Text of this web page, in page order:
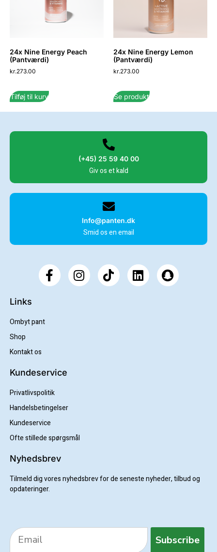
24x Nine Energy Peach
(Pantværdi)
kr.273.00
Tilføj til kurv
24x Nine Energy Lemon
(Pantværdi)
kr.273.00
Se produkt
(+45) 25 59 40 00
Giv os et kald
Info@panten.dk
Smid os en email
Links
Ombyt pant
Shop
Kontakt os
Kundeservice
Privatlivspolitik
Handelsbetingelser
Kundeservice
Ofte stillede spørgsmål
Nyhedsbrev
Tilmeld dig vores nyhedsbrev for de seneste nyheder, tilbud og
opdateringer.
Subscribe